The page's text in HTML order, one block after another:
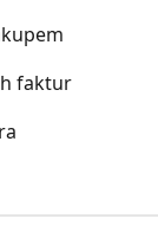
faktur